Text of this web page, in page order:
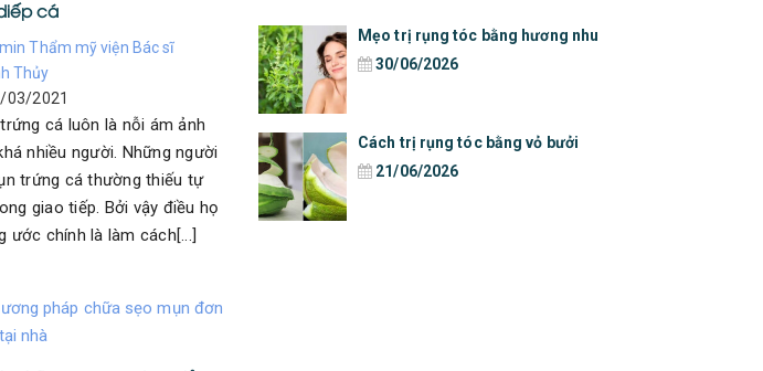
cá
Thẩm mỹ viện Bác sĩ
Thủy
03/2021
cá luôn là nỗi ám ảnh
nhiều người. Những người
trứng cá thường thiếu tự
giao tiếp. Bởi vậy điều họ
ước chính là làm cách[...]
Mẹo trị rụng tóc bằng hương nhu
30/06/2026
Cách trị rụng tóc bằng vỏ bưởi
21/06/2026